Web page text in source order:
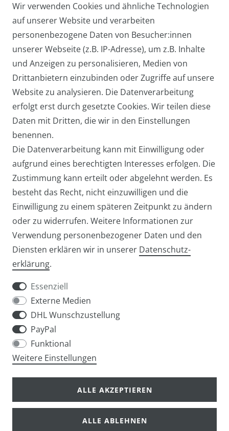
Arbeitstasche / Flugbegleiter /
Pilotentasche Medium
27,95 € *
Arbeitstasche / Laptoptasche /
Umhängetasche Groß
39,95 € *
Widerrufs­formular
Impressum Daten­schutz­erklärung
info@taschen-tony.de
© Copyright 2026 | Alle Rechte vorbehalten.
Wir verwenden Cookies und ähnliche Technologien
auf unserer Website und verarbeiten
personenbezogene Daten von Besucher:innen
unserer Webseite (z.B. IP-Adresse), um z.B. Inhalte
und Anzeigen zu personalisieren, Medien von
Drittanbietern einzubinden oder Zugriffe auf unsere
Website zu analysieren. Die Datenverarbeitung
erfolgt erst durch gesetzte Cookies. Wir teilen diese
Daten mit Dritten, die wir in den Einstellungen
benennen.
Die Datenverarbeitung kann mit Einwilligung oder
aufgrund eines berechtigten Interesses erfolgen. Die
Zustimmung kann erteilt oder abgelehnt werden. Es
besteht das Recht, nicht einzuwilligen und die
Einwilligung zu einem späteren Zeitpunkt zu ändern
oder zu widerrufen. Weitere Informationen zur
Verwendung personenbezogener Daten und den
Diensten erklären wir in unserer Daten­schutz­
erklärung.
Essenziell
Externe Medien
DHL Wunschzustellung
PayPal
Funktional
Weitere Einstellungen
ALLE AKZEPTIEREN
ALLE ABLEHNEN